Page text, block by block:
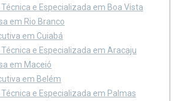
e Especializada em Boa Vista
em Rio Branco
em Cuiabá
e Especializada em Aracaju
em Maceió
em Belém
e Especializada em Palmas